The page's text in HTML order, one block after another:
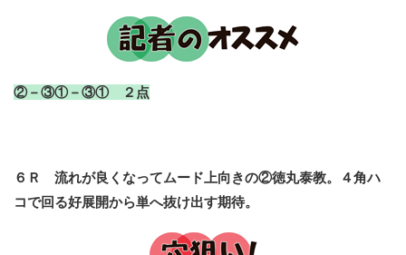
②－③①－③① ２点
６Ｒ 流れが良くなってムード上向きの②徳丸泰教。４角ハ
コで回る好展開から単へ抜け出す期待。